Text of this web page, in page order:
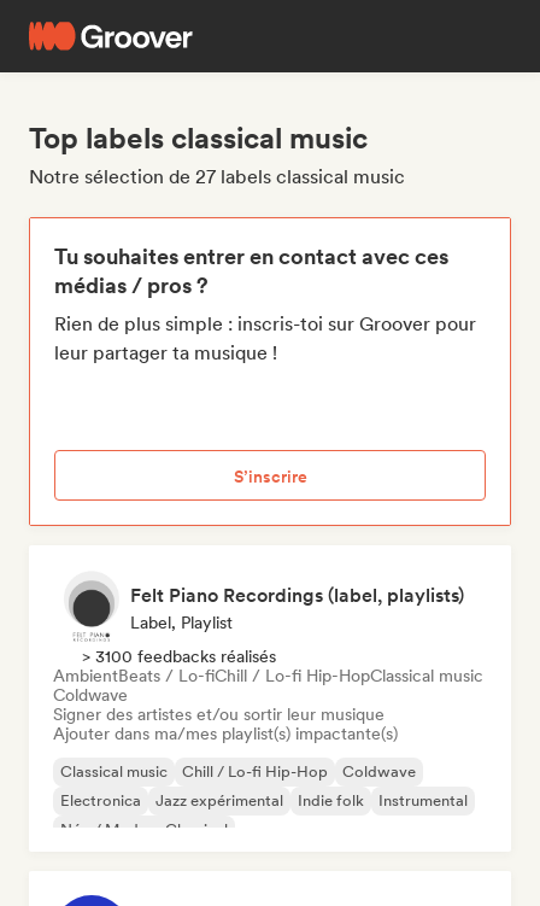
Top labels classical music
Notre sélection de 27 labels classical music
Tu souhaites entrer en contact avec ces
médias / pros ?
Rien de plus simple : inscris-toi sur Groover pour
leur partager ta musique !
S’inscrire
Felt Piano Recordings (label, playlists)
Label, Playlist
> 3100 feedbacks réalisés
AmbientBeats / Lo-fiChill / Lo-fi Hip-HopClassical music
Coldwave
Signer des artistes et/ou sortir leur musique
Ajouter dans ma/mes playlist(s) impactante(s)
Classical music Chill / Lo-fi Hip-Hop
Coldwave
Electronica
Jazz expérimental Indie folk
Instrumental
Néo / Modern Classical